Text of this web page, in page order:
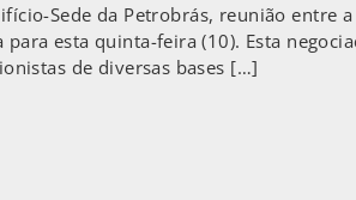
Sede da Petrobrás, reunião entre
esta quinta-feira (10). Esta
de diversas bases […]